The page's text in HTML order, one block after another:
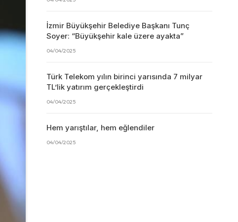
İzmir Büyükşehir Belediye Başkanı Tunç
Soyer: “Büyükşehir kale üzere ayakta”
04/04/2025
Türk Telekom yılın birinci yarısında 7 milyar
TL’lik yatırım gerçekleştirdi
04/04/2025
Hem yarıştılar, hem eğlendiler
04/04/2025